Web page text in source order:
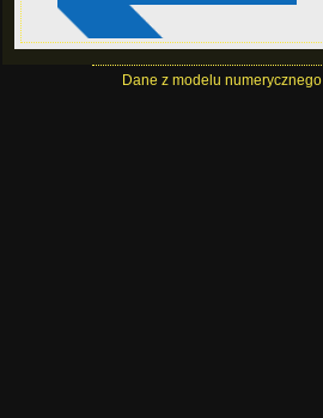
Dane z modelu numerycznego